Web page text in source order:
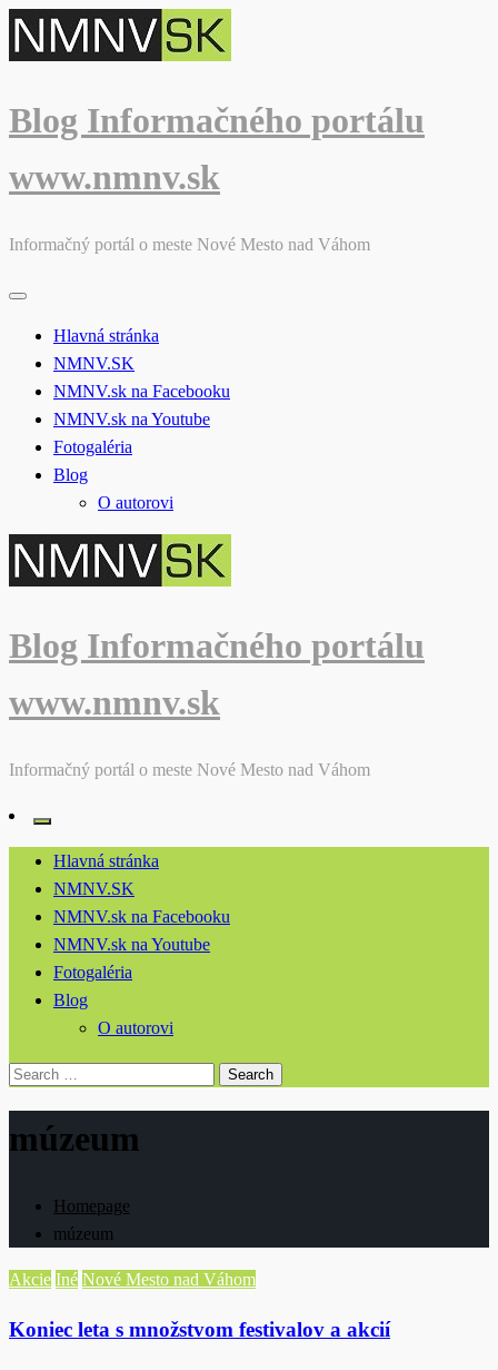
Skip
to
Blog Informačného portálu
www.nmnv.sk
Informačný portál o meste Nové Mesto nad Váhom
Hlavná stránka
NMNV.SK
NMNV.sk na Facebooku
NMNV.sk na Youtube
Fotogaléria
Blog
O autorovi
Blog Informačného portálu
www.nmnv.sk
Informačný portál o meste Nové Mesto nad Váhom
Hlavná stránka
NMNV.SK
NMNV.sk na Facebooku
NMNV.sk na Youtube
Fotogaléria
Blog
O autorovi
Search
múzeum
Homepage
múzeum
Akcie Iné Nové Mesto nad Váhom
Koniec leta s množstvom festivalov a akcií